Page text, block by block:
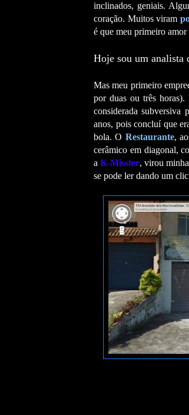
inclinados, geniais.
coração. Muitos viram
é que meu primeiro
Hoje sou um analista
Mas meu primeiro
por duas ou três
considerada
anos, pois concluí que
bola. O Restaurante,
cerâmico em diagonal,
a K-Misster, virou
se pode ler dando um